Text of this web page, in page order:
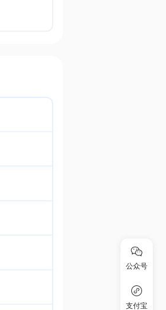
公众号
支付宝